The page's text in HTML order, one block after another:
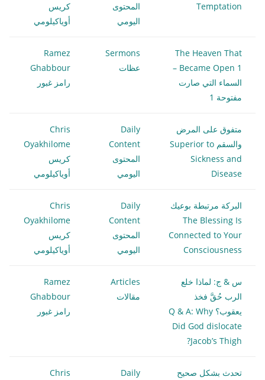
Temptation
المحتوى
اليومي
كريس
أوياكيلومي
The Heaven That
Became Open 1 –
السماء التي صارت
مفتوحة 1
Sermons
عظات
Ramez
Ghabbour
رامز غبور
متفوق على المرض
والسقم Superior to
Sickness and
Disease
Daily
Content
المحتوى
اليومي
Chris
Oyakhilome
كريس
أوياكيلومي
البركة مرتبطة بوعيك
The Blessing Is
Connected to Your
Consciousness
Daily
Content
المحتوى
اليومي
Chris
Oyakhilome
كريس
أوياكيلومي
س & ج: لماذا خلع
الرب حُقَّ فخذ
يعقوب؟ Q & A: Why
Did God dislocate
Jacob’s Thigh?
Articles
مقالات
Ramez
Ghabbour
رامز غبور
تحدث بشكل صحيح
Daily
Chris